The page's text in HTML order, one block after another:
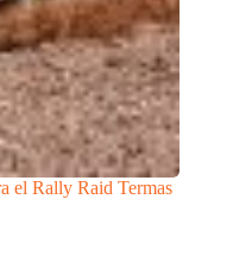
el Rally Raid Termas